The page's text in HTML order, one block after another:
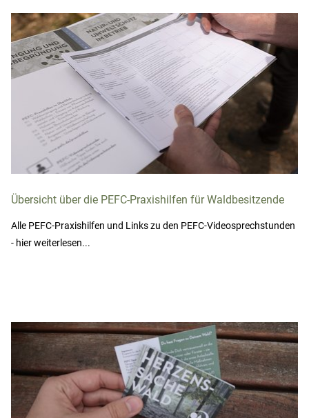
Übersicht über die PEFC-Praxishilfen für Waldbesitzende
Alle PEFC-Praxishilfen und Links zu den PEFC-Videosprechstunden
- hier weiterlesen...